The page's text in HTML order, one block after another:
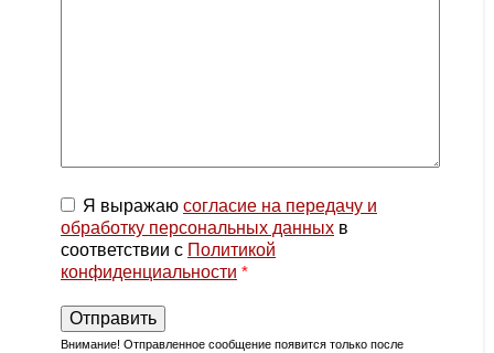
Я выражаю согласие на передачу и
обработку персональных данных в
соответствии с Политикой
конфиденциальности *
Внимание! Отправленное сообщение появится только после